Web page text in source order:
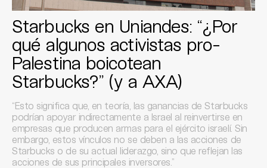
Starbucks en Uniandes: “¿Por
qué algunos activistas pro-
Palestina boicotean
Starbucks?” (y a AXA)
“Esto significa que, en teoría, las ganancias de Starbucks
podrían apoyar indirectamente a Israel al reinvertirse en
empresas que producen armas para el ejército israelí. Sin
embargo, estos vínculos no se deben a las acciones de
Starbucks o de su actual liderazgo, sino que reflejan las
acciones de sus principales inversores.”